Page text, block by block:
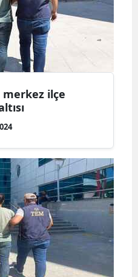
Van
Yozgat
Kırıkkale
Batman
Şırnak
Bartın
merkez ilçe